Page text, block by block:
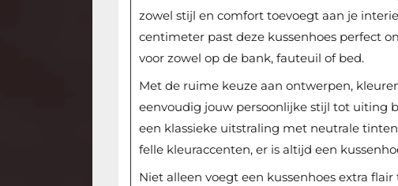
zowel stijl en comfort toevoegt aan je
centimeter past deze kussenhoes perfect
voor zowel op de bank, fauteuil of bed.
Met de ruime keuze aan ontwerpen,
eenvoudig jouw persoonlijke stijl tot uiting
een klassieke uitstraling met neutrale
felle kleuraccenten, er is altijd een
Niet alleen voegt een kussenhoes extra